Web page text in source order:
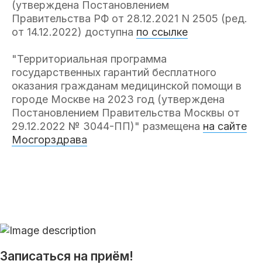
(утверждена Постановлением
Правительства РФ от 28.12.2021 N 2505 (ред.
от 14.12.2022) доступна по ссылке
"Территориальная программа
государственных гарантий бесплатного
оказания гражданам медицинской помощи в
городе Москве на 2023 год (утверждена
Постановлением Правительства Москвы от
29.12.2022 № 3044-ПП)" размещена на сайте
Мосгорздрава
Записаться на приём!